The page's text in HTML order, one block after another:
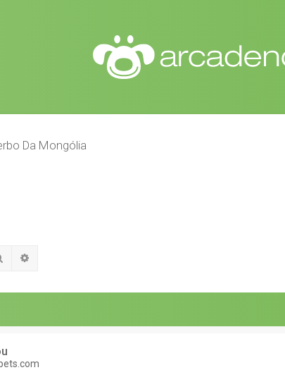
Da Mongólia
Pesquisar